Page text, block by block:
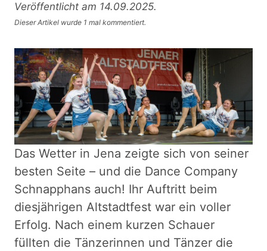
Veröffentlicht am 14.09.2025.
Dieser Artikel wurde 1 mal kommentiert.
Das Wetter in Jena zeigte sich von seiner
besten Seite – und die Dance Company
Schnapphans auch! Ihr Auftritt beim
diesjährigen Altstadtfest war ein voller
Erfolg. Nach einem kurzen Schauer
füllten die Tänzerinnen und Tänzer die